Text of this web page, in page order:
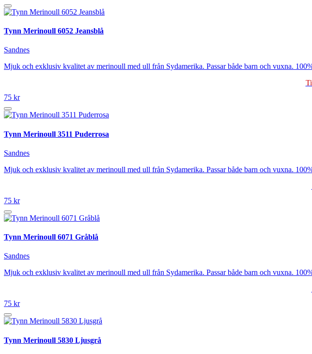
Tynn Merinoull 6052 Jeansblå
Sandnes
Mjuk och exklusiv kvalitet av merinoull med ull från Sydamerika. Passar både barn och vuxna.
75 kr
Tynn Merinoull 3511 Puderrosa
Sandnes
Mjuk och exklusiv kvalitet av merinoull med ull från Sydamerika. Passar både barn och vuxna.
75 kr
Tynn Merinoull 6071 Gråblå
Sandnes
Mjuk och exklusiv kvalitet av merinoull med ull från Sydamerika. Passar både barn och vuxna.
75 kr
Tynn Merinoull 5830 Ljusgrå